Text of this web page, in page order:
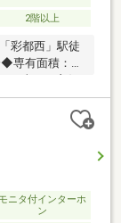
2階以上
彩都西」駅徒
専有面積：
ット飼育可能
器交換間取り変
彩都の丘小
徒歩14分◆
都店徒歩13
ニタ付インターホ
ン